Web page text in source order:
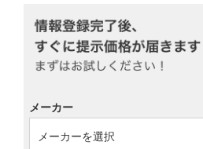
メーカー